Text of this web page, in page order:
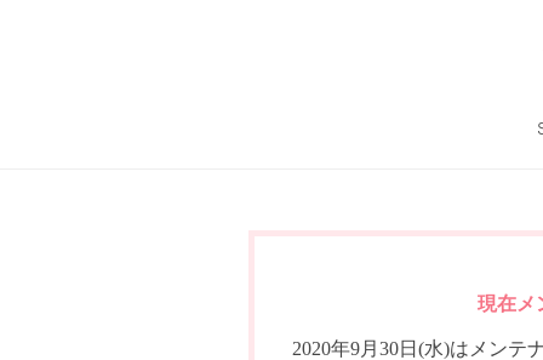
現在メ
2020年9月30日(水)はメンテ